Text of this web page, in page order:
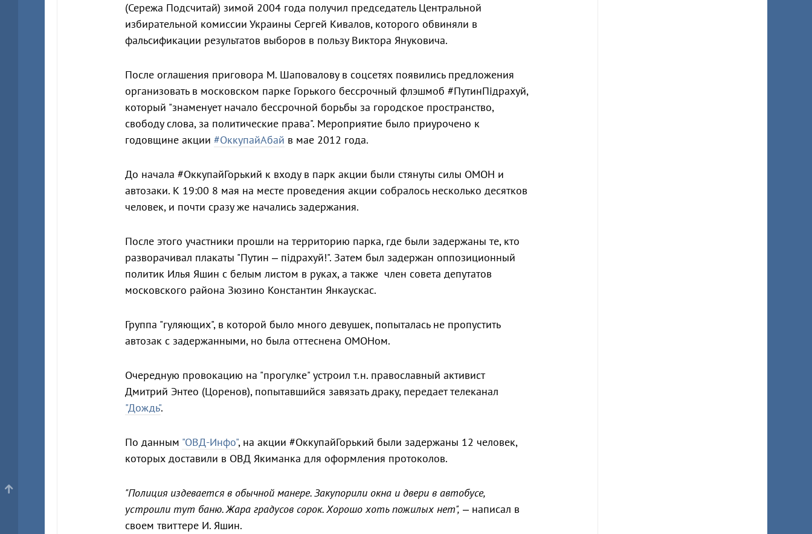
(Сережа Подсчитай) зимой 2004 года получил председатель Центральной
избирательной комиссии Украины Сергей Кивалов, которого обвиняли в
фальсификации результатов выборов в пользу Виктора Януковича.
После оглашения приговора М. Шаповалову в соцсетях появились предложения
организовать в московском парке Горького бессрочный флэшмоб #ПутинПiдрахуй,
который "знаменует начало бессрочной борьбы за городское пространство,
свободу слова, за политические права". Мероприятие было приурочено к
годовщине акции #ОккупайАбай в мае 2012 года.
До начала #ОккупайГорький к входу в парк акции были стянуты силы ОМОН и
автозаки. К 19:00 8 мая на месте проведения акции собралось несколько десятков
человек, и почти сразу же начались задержания.
После этого участники прошли на территорию парка, где были задержаны те, кто
разворачивал плакаты "Путин – пiдрахуй!". Затем был задержан оппозиционный
политик Илья Яшин с белым листом в руках, а также член совета депутатов
московского района Зюзино Константин Янкаускас.
Группа "гуляющих", в которой было много девушек, попыталась не пропустить
автозак с задержанными, но была оттеснена ОМОНом.
Очередную провокацию на "прогулке" устроил т.н. православный активист
Дмитрий Энтео (Цоренов), попытавшийся завязать драку, передает телеканал
"Дождь".
По данным "ОВД-Инфо", на акции #ОккупайГорький были задержаны 12 человек,
которых доставили в ОВД Якиманка для оформления протоколов.
"Полиция издевается в обычной манере. Закупорили окна и двери в автобусе,
устроили тут баню. Жара градусов сорок. Хорошо хоть пожилых нет", – написал в
своем твиттере И. Яшин.